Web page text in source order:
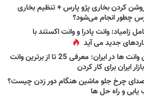
کردن بخاری پژو پارس + تنظیم بخاری
چطور انجام می‌شود؟
زامیاد: وانت پادرا و وانت اکستند با
جدید می آید
بهترین وانت ها در ایران: معرفی 25 تا از برترین وانت
ایران برای کار کردن
چرخ جلو ماشین هنگام دور زدن چیست؟
و راه حل ها